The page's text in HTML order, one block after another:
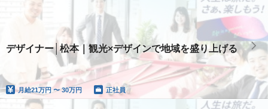
デザイナー│松本｜観光×デザインで地域を盛り上げる
月給21万円 〜 30万円 正社員